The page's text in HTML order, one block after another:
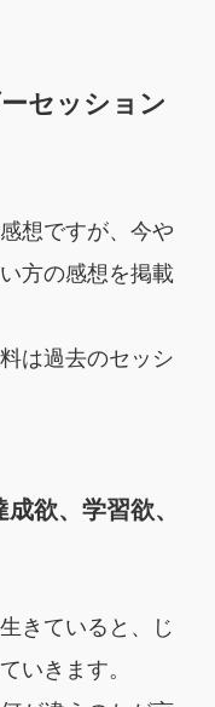
セッション
想ですが、今や
方の感想を掲載
は過去のセッシ
欲、学習欲、
きていると、じ
いきます。